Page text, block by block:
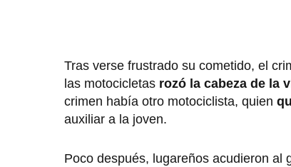
Tras verse frustrado su cometido, el
las motocicletas rozó la cabeza de la
crimen había otro motociclista, quien
auxiliar a la joven.
Poco después, lugareños acudieron al